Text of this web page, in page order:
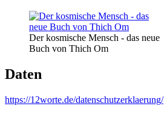
Der kosmische Mensch - das neue
Buch von Thich Om
Daten
https://12worte.de/datenschutzerklaerung/